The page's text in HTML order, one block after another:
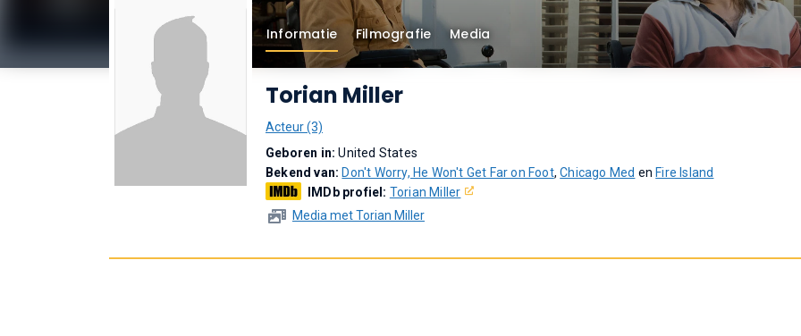
Informatie Filmografie Media
Torian Miller
Acteur (3)
Geboren in:United States
Bekend van: Don't Worry, He Won't Get Far on Foot,Chicago Med en Fire Island
IMDb profiel: Torian Miller
Media met Torian Miller